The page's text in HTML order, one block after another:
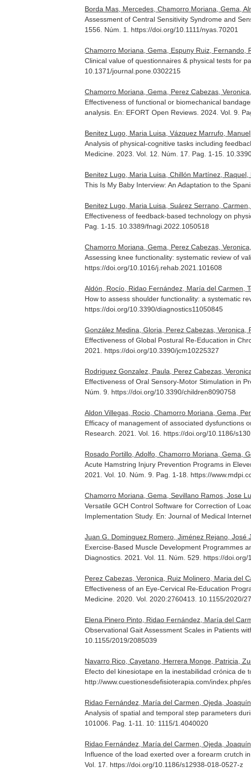
Borda Mas, Mercedes, Chamorro Moriana, Gema,
Assessment of Central Sensitivity Syndrome and
1556. Núm. 1. https://doi.org/10.1111/nyas.70201
Chamorro Moriana, Gema, Espuny Ruiz,
Clinical value of questionnaires & physical tests for
10.1371/journal.pone.0302215
Chamorro Moriana, Gema, Perez Cabezas,
Effectiveness of functional or biomechanical
analysis. En: EFORT Open Reviews . 2024. Vol. 9.
Benitez Lugo, Maria Luisa, Vázquez Marrufo,
Analysis of physical-cognitive tasks including
Medicine . 2023. Vol. 12. Núm. 17. Pag. 1-15.
Benitez Lugo, Maria Luisa, Chillón Martínez,
This Is My Baby Interview: An Adaptation to the
Benitez Lugo, Maria Luisa, Suárez Serrano,
Effectiveness of feedback-based technology on
Pag. 1-15. 10.3389/fnagi.2022.1050518
Chamorro Moriana, Gema, Perez Cabezas,
Assessing knee functionality: systematic review of
https://doi.org/10.1016/j.rehab.2021.101608
Aldón, Rocío, Ridao Fernández, María del Carmen,
How to assess shoulder functionality: a systematic
https://doi.org/10.3390/diagnostics11050845
González Medina, Gloria, Perez Cabezas,
Effectiveness of Global Postural Re-Education in
2021. https://doi.org/10.3390/jcm10225327
Rodriguez Gonzalez, Paula, Perez Cabezas,
Effectiveness of Oral Sensory-Motor Stimulation in
Núm. 9. https://doi.org/10.3390/children8090758
Aldon Villegas, Rocio, Chamorro Moriana, Gema,
Efficacy of management of associated dysfunctions
Research . 2021. Vol. 16. https://doi.org/10.1186/
Rosado Portillo, Adolfo, Chamorro Moriana, Gema,
Acute Hamstring Injury Prevention Programs in
2021. Vol. 10. Núm. 9. Pag. 1-18. https://
Chamorro Moriana, Gema, Sevillano Ramos, Jose
Versatile GCH Control Software for Correction of
Implementation Study. En: Journal of Medical
Juan G. Dominguez Romero, Jiménez Rejano,
Exercise-Based Muscle Development Programmes
Diagnostics . 2021. Vol. 11. Núm. 529. https://
Perez Cabezas, Veronica, Ruiz Molinero, Maria del
Effectiveness of an Eye-Cervical Re-Education
Medicine . 2020. Vol. 2020:2760413. 10.1155/2020/
Elena Pinero Pinto, Ridao Fernández, María del
Observational Gait Assessment Scales in Patients
10.1155/2019/2085039
Navarro Rico, Cayetano, Herrera Monge, Patricia,
Efecto del kinesiotape en la inestabilidad crónica de
http://www.cuestionesdefisioterapia.com/index.php/
Ridao Fernández, María del Carmen, Ojeda,
Analysis of spatial and temporal step parameters
101006. Pag. 1-11. 10: 1115/1.4040020
Ridao Fernández, María del Carmen, Ojeda,
Influence of the load exerted over a forearm crutch
Vol. 17. https://doi.org/10.1186/s12938-018-0527-z